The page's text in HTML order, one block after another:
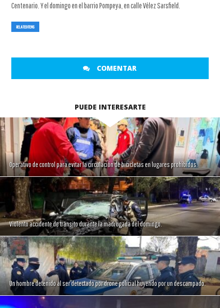
Centenario. Y el domingo en el barrio Pompeya, en calle Vélez Sarsfield.
RELATED ITEMS
COMENTAR
PUEDE INTERESARTE
Operativo de control para evitar la circulación de bicicletas en lugares prohibidos.
Violento accidente de tránsito durante la madrugada del domingo.
Un hombre detenido al ser detectado por drone policial huyendo por un descampado.